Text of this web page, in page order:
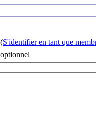
(S'identifier en tant que
optionnel